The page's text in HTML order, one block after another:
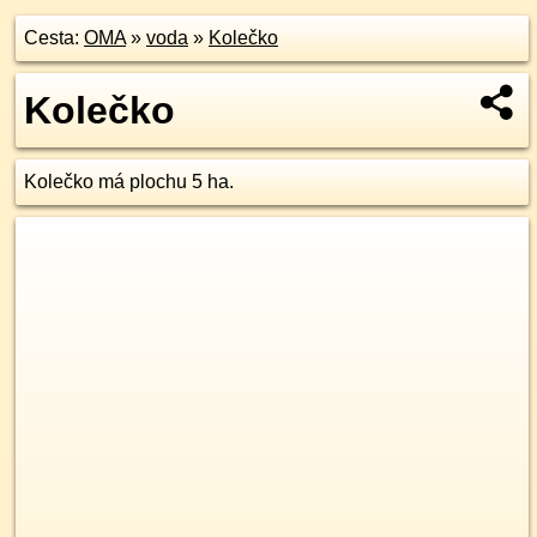
Cesta: OMA» voda » Kolečko
Kolečko
Kolečko má plochu 5 ha.